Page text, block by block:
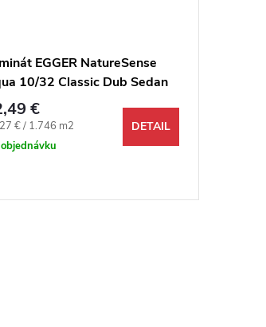
EGGER NatureSense
10/32 Classic Dub Sedan
€
cena:
€ / 1.746 m2
DETAIL